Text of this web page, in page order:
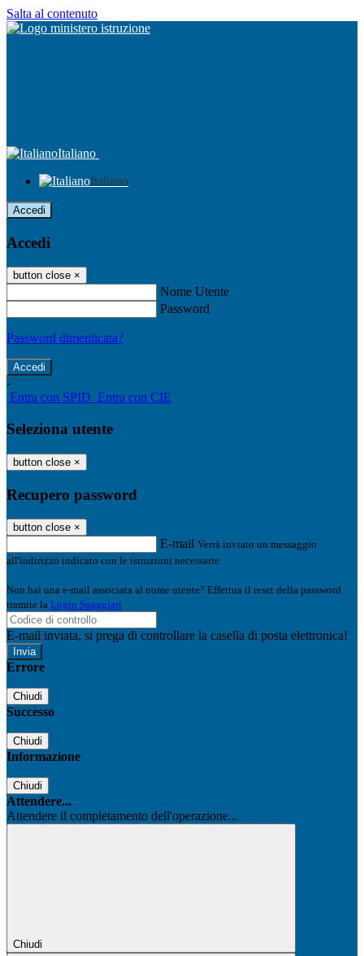
Salta al contenuto
Italiano
Italiano
Accedi
Accedi
button close ×
Nome Utente
Password
Password dimenticata?
-
Entra con SPID Entra con CIE
Seleziona utente
button close ×
Recupero password
button close ×
E-mail Verrà inviato un messaggio
all'indirizzo indicato con le istruzioni necessarie.
Non hai una e-mail associata al nome utente? Effettua il reset della password
tramite la Login Spaggiari
E-mail inviata, si prega di controllare la casella di posta elettronica!
Errore
Chiudi
Successo
Chiudi
Informazione
Chiudi
Attendere...
Attendere il completamento dell'operazione...
Chiudi